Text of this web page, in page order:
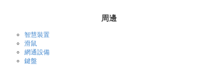
周邊
智慧裝置
滑鼠
網通設備
鍵盤